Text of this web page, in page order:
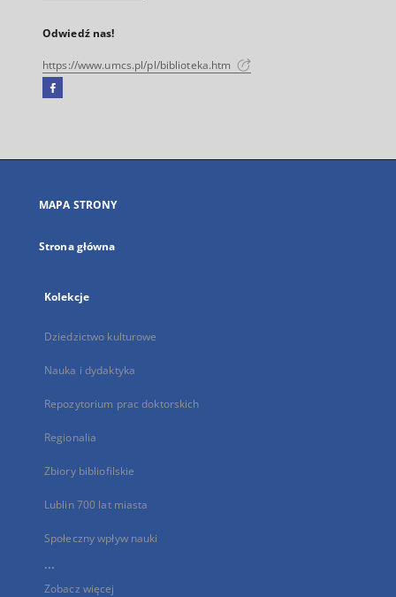
Odwiedź nas!
https://www.umcs.pl/pl/biblioteka.htm
Facebook
się
karcie
MAPA STRONY
Strona główna
Kolekcje
Dziedzictwo kulturowe
Nauka i dydaktyka
Repozytorium prac doktorskich
Regionalia
Zbiory bibliofilskie
Lublin 700 lat miasta
Społeczny wpływ nauki
...
Zobacz więcej